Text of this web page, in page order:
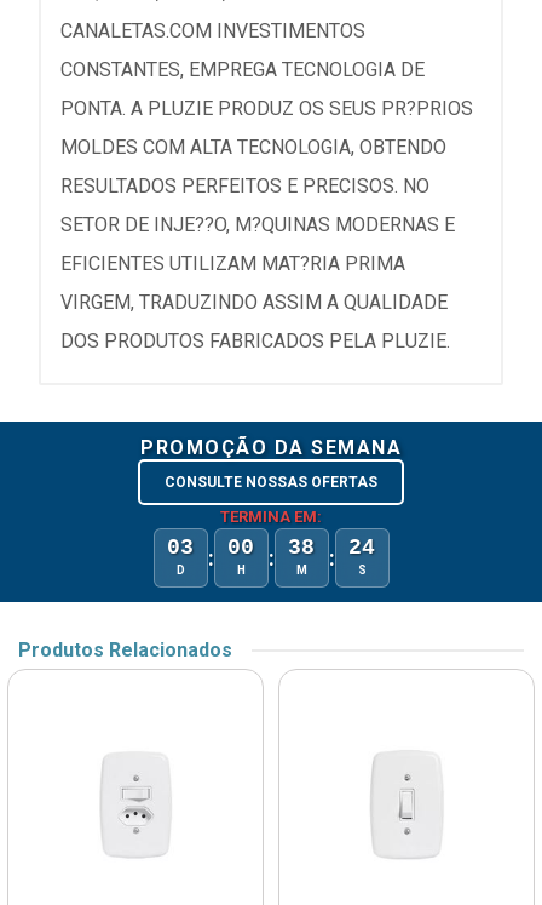
CANALETAS.COM INVESTIMENTOS
CONSTANTES, EMPREGA TECNOLOGIA DE
PONTA. A PLUZIE PRODUZ OS SEUS PR?PRIOS
MOLDES COM ALTA TECNOLOGIA, OBTENDO
RESULTADOS PERFEITOS E PRECISOS. NO
SETOR DE INJE??O, M?QUINAS MODERNAS E
EFICIENTES UTILIZAM MAT?RIA PRIMA
VIRGEM, TRADUZINDO ASSIM A QUALIDADE
DOS PRODUTOS FABRICADOS PELA PLUZIE.
PROMOÇÃO DA SEMANA
CONSULTE NOSSAS OFERTAS
TERMINA EM:
03
D : 00
H : 38
M : 24
S
Produtos Relacionados